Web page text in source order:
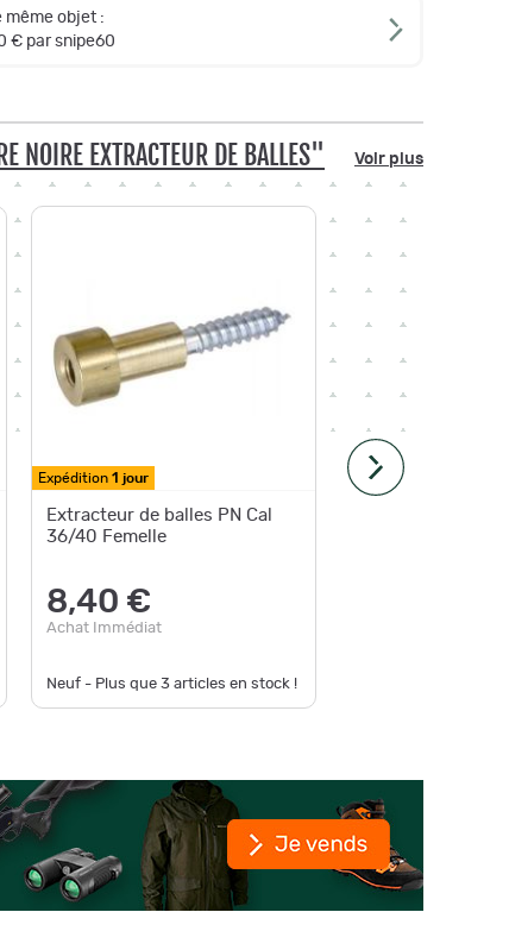
même objet :
€ par snipe60
NOIRE EXTRACTEUR DE BALLES" Voir plus
Expédition 1 jour
Extracteur de balles PN Cal
36/40 Femelle
8,40 €
Achat Immédiat
Neuf - Plus que 3 articles en stock !